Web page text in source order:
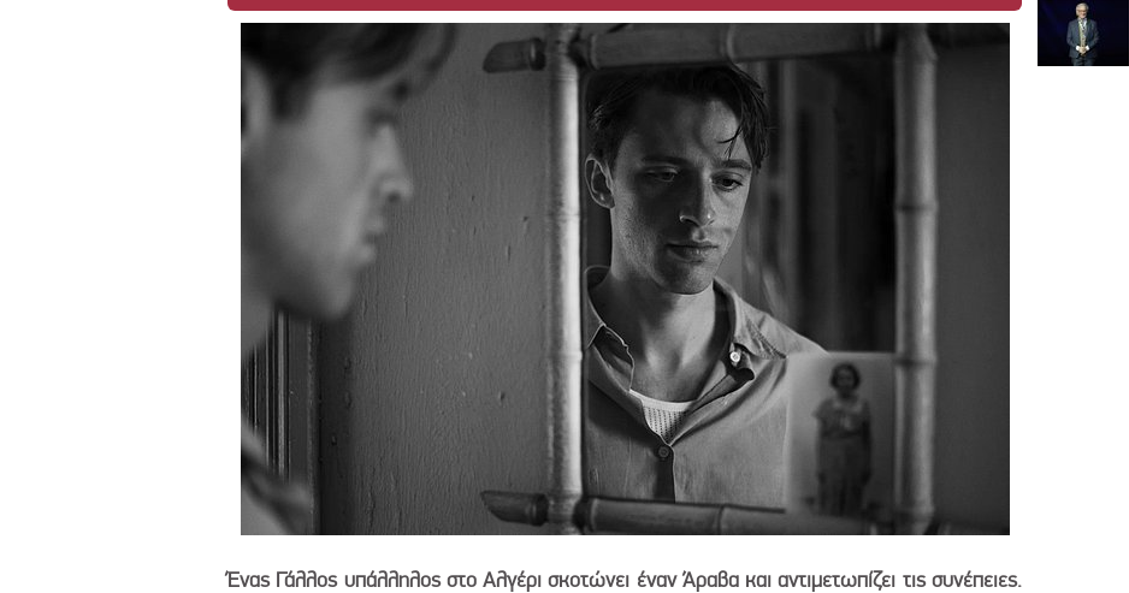
Ένας Γάλλος υπάλληλος στο Αλγέρι σκοτώνει έναν Άραβα και αντιμετωπίζει τις συνέπειες.